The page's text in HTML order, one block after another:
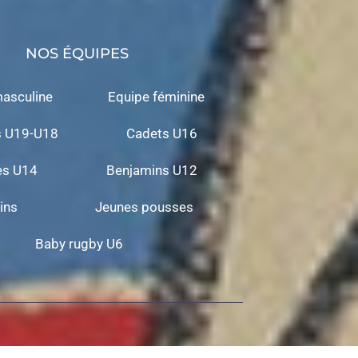
NOS ÉQUIPES
Equipe féminine
U19-U18 Cadets U16
U14 Benjamins U12
Jeunes pousses
Baby rugby U6